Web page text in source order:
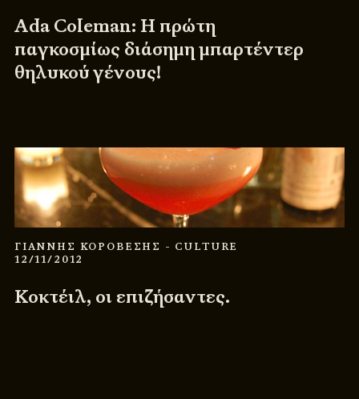
Ada Coleman: Η πρώτη
παγκοσμίως διάσημη μπαρτέντερ
θηλυκού γένους!
ΓΙΑΝΝΗΣ ΚΟΡΟΒΕΣΗΣ - CULTURE
12/11/2012
Κοκτέιλ, οι επιζήσαντες.